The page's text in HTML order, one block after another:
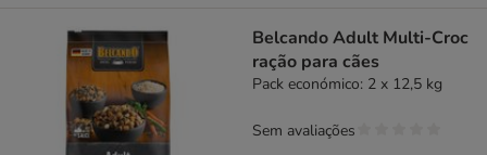
Belcando Adult Multi-Croc
ração para cães
Pack económico: 2 x 12,5 kg
Sem avaliações